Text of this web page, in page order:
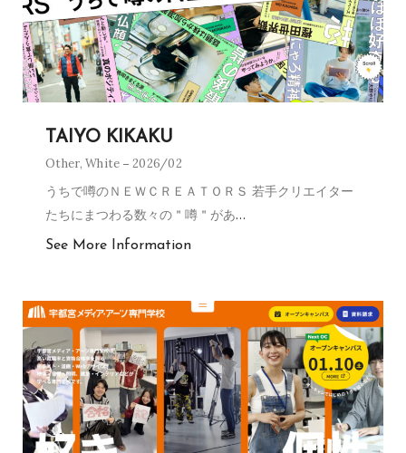
TAIYO KIKAKU
Other,White 2026/02
うちで噂のＮＥＷＣＲＥＡＴＯＲＳ 若手クリエイター
たちにまつわる数々の＂噂＂があ…
See More Information